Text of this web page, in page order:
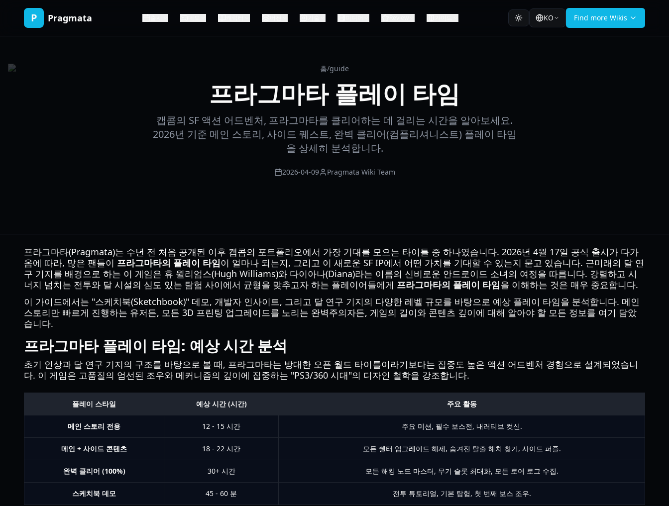
P Pragmata KO Find more Wikis
홈/guide
프라그마타 플레이 타임
캡콤의 SF 액션 어드벤처, 프라그마타를 클리어하는 데 걸리는 시간을 알아보세요.
2026년 기준 메인 스토리, 사이드 퀘스트, 완벽 클리어(컴플리셔니스트) 플레이 타임
을 상세히 분석합니다.
2026-04-09 Pragmata Wiki Team
프라그마타(Pragmata)는 수년 전 처음 공개된 이후 캡콤의 포트폴리오에서 가장 기대를 모으는 타이틀 중 하나였습니다. 2026년 4월 17일 공식 출시가 다가
옴에 따라, 많은 팬들이 프라그마타의 플레이 타임이 얼마나 되는지, 그리고 이 새로운 SF IP에서 어떤 가치를 기대할 수 있는지 묻고 있습니다. 근미래의 달 연
구 기지를 배경으로 하는 이 게임은 휴 윌리엄스(Hugh Williams)와 다이아나(Diana)라는 이름의 신비로운 안드로이드 소녀의 여정을 따릅니다. 강렬하고 시
너지 넘치는 전투와 달 시설의 심도 있는 탐험 사이에서 균형을 맞추고자 하는 플레이어들에게 프라그마타의 플레이 타임을 이해하는 것은 매우 중요합니다.
이 가이드에서는 "스케치북(Sketchbook)" 데모, 개발자 인사이트, 그리고 달 연구 기지의 다양한 레벨 규모를 바탕으로 예상 플레이 타임을 분석합니다. 메인
스토리만 빠르게 진행하는 유저든, 모든 3D 프린팅 업그레이드를 노리는 완벽주의자든, 게임의 길이와 콘텐츠 깊이에 대해 알아야 할 모든 정보를 여기 담았
습니다.
프라그마타 플레이 타임: 예상 시간 분석
초기 인상과 달 연구 기지의 구조를 바탕으로 볼 때, 프라그마타는 방대한 오픈 월드 타이틀이라기보다는 집중도 높은 액션 어드벤처 경험으로 설계되었습니
다. 이 게임은 고품질의 엄선된 조우와 메커니즘의 깊이에 집중하는 "PS3/360 시대"의 디자인 철학을 강조합니다.
플레이 스타일 예상 시간 (시간) 주요 활동
메인 스토리 전용 12 - 15 시간 주요 미션, 필수 보스전, 내러티브 컷신.
메인 + 사이드 콘텐츠 18 - 22 시간 모든 쉘터 업그레이드 해제, 숨겨진 탈출 해치 찾기, 사이드 퍼즐.
완벽 클리어 (100%) 30+ 시간 모든 해킹 노드 마스터, 무기 슬롯 최대화, 모든 로어 로그 수집.
스케치북 데모 45 - 60 분 전투 튜토리얼, 기본 탐험, 첫 번째 보스 조우.